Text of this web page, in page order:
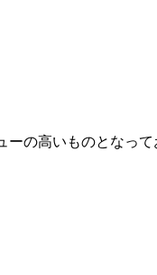
の高いものとなっ